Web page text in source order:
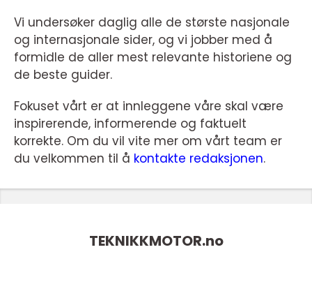
Vi undersøker daglig alle de største nasjonale
og internasjonale sider, og vi jobber med å
formidle de aller mest relevante historiene og
de beste guider.
Fokuset vårt er at innleggene våre skal være
inspirerende, informerende og faktuelt
korrekte. Om du vil vite mer om vårt team er
du velkommen til å kontakte redaksjonen.
TEKNIKKMOTOR.no